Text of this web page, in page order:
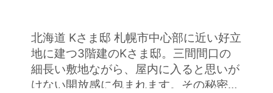
きにしつらえたラグジュアリーなバーラ
ウンジも見逃せません。ここはゲストを
ウェルカムドリンクでおもてなしするス
ペース。ライトアップされた坪庭も美し
北海道 Kさま邸 札幌市中心部に近い好立
地に建つ3階建のKさま邸。三間間口の
細長い敷地ながら、屋内に入ると思いが
けない開放感に包まれます。その秘密は